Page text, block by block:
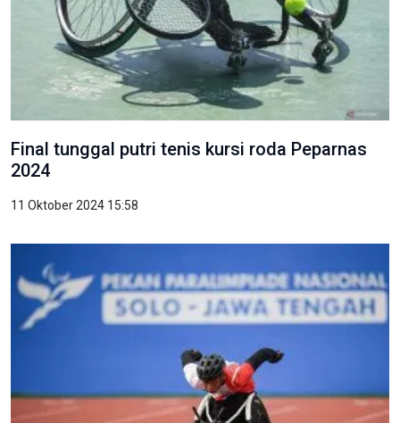
Final tunggal putri tenis kursi roda Peparnas
2024
11 Oktober 2024 15:58